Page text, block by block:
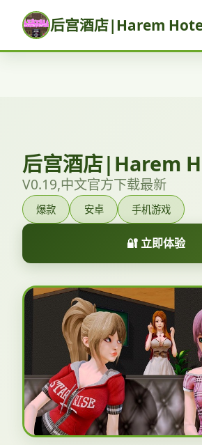
后宫酒店|Harem
后宫酒店|Harem
V0.19,中文官方下载最新
爆款 安卓 手机游戏
🔐 立即体验